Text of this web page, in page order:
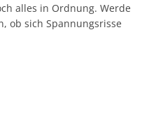
alles in Ordnung. Werde
ob sich Spannungsrisse